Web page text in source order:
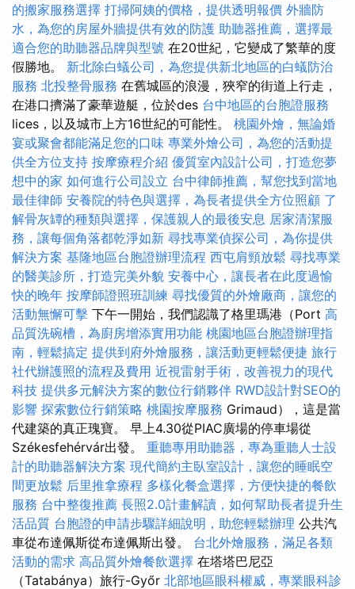
的搬家服務選擇 打掃阿姨的價格，提供透明報價 外牆防
水，為您的房屋外牆提供有效的防護 助聽器推薦，選擇最
適合您的助聽器品牌與型號 在20世紀，它變成了繁華的度
假勝地。 新北除白蟻公司，為您提供新北地區的白蟻防治
服務 北投整骨服務 在舊城區的浪漫，狹窄的街道上行走，
在港口擠滿了豪華遊艇，位於des 台中地區的台胞證服務
lices，以及城市上方16世紀的可能性。 桃園外燴，無論婚
宴或聚會都能滿足您的口味 專業外燴公司，為您的活動提
供全方位支持 按摩療程介紹 優質室內設計公司，打造您夢
想中的家 如何進行公司設立 台中律師推薦，幫您找到當地
最佳律師 安養院的特色與選擇，為長者提供全方位照顧 了
解骨灰罈的種類與選擇，保護親人的最後安息 居家清潔服
務，讓每個角落都乾淨如新 尋找專業偵探公司，為你提供
解決方案 基隆地區台胞證辦理流程 西屯肩頸放鬆 尋找專業
的醫美診所，打造完美外貌 安養中心，讓長者在此度過愉
快的晚年 按摩師證照班訓練 尋找優質的外燴廠商，讓您的
活動無懈可擊 下午一開始，我們認識了格里瑪港（Port 高
品質洗碗槽，為廚房增添實用功能 桃園地區台胞證辦理指
南，輕鬆搞定 提供到府外燴服務，讓活動更輕鬆便捷 旅行
社代辦護照的流程及費用 近視雷射手術，改善視力的現代
科技 提供多元解決方案的數位行銷夥伴 RWD設計對SEO的
影響 探索數位行銷策略 桃園按摩服務 Grimaud），這是當
代建築的真正瑰寶。 早上4.30從PIAC廣場的停車場從
Székesfehérvár出發。 重聽專用助聽器，專為重聽人士設
計的助聽器解決方案 現代簡約主臥室設計，讓您的睡眠空
間更放鬆 后里推拿療程 多樣化餐盒選擇，方便快捷的餐飲
服務 台中整復推薦 長照2.0計畫解讀，如何幫助長者提升生
活品質 台胞證的申請步驟詳細說明，助您輕鬆辦理 公共汽
車從布達佩斯從布達佩斯出發。 台北外燴服務，滿足各類
活動的需求 高品質外燴餐飲選擇 在塔塔巴尼亞
（Tatabánya）旅行-Győr 北部地區眼科權威，專業眼科診